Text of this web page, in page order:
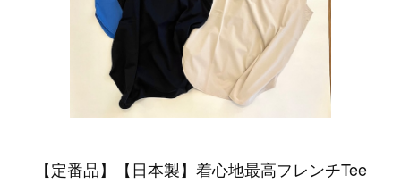
【定番品】【日本製】着心地最高フレンチTee